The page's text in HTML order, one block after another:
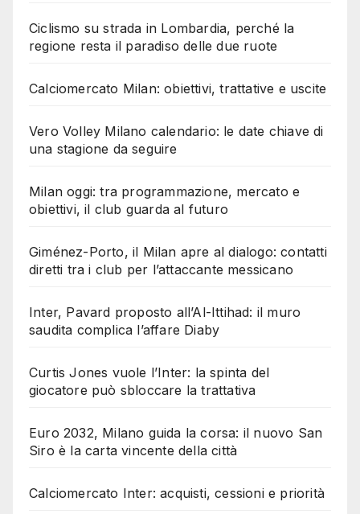
Ciclismo su strada in Lombardia, perché la
regione resta il paradiso delle due ruote
Calciomercato Milan: obiettivi, trattative e uscite
Vero Volley Milano calendario: le date chiave di
una stagione da seguire
Milan oggi: tra programmazione, mercato e
obiettivi, il club guarda al futuro
Giménez-Porto, il Milan apre al dialogo: contatti
diretti tra i club per l’attaccante messicano
Inter, Pavard proposto all’Al-Ittihad: il muro
saudita complica l’affare Diaby
Curtis Jones vuole l’Inter: la spinta del
giocatore può sbloccare la trattativa
Euro 2032, Milano guida la corsa: il nuovo San
Siro è la carta vincente della città
Calciomercato Inter: acquisti, cessioni e priorità